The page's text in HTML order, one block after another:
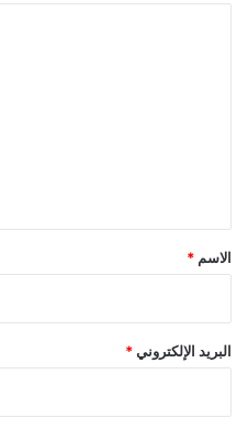
*
الاسم *
البريد الإلكتروني *